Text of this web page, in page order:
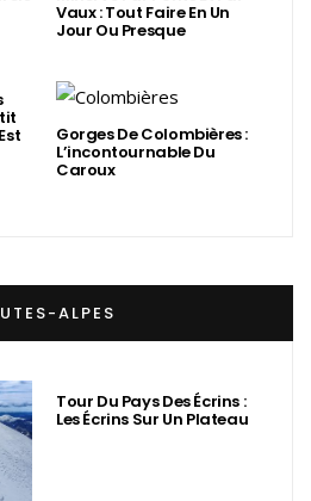
Vaux : Tout Faire En Un
Jour Ou Presque
Gorges De Colombières :
L’incontournable Du
Caroux
ALPES
Tour Du Pays Des Écrins :
Les Écrins Sur Un Plateau